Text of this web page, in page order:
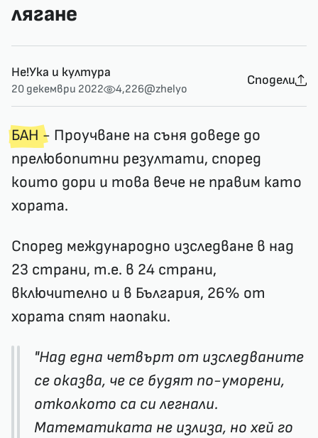
лягане
Не!Ука и култура
20 декември 2022 4,226@zhelyo
Сподели
БАН - Проучване на съня доведе до
прелюбопитни резултати, според
които дори и това вече не правим като
хората.
Според международно изследване в над
23 страни, т.е. в 24 страни,
включително и в България, 26% от
хората спят наопаки.
"Над една четвърт от изследваните
се оказва, че се будят по-уморени,
отколкото са си легнали.
Математиката не излиза, но хей го